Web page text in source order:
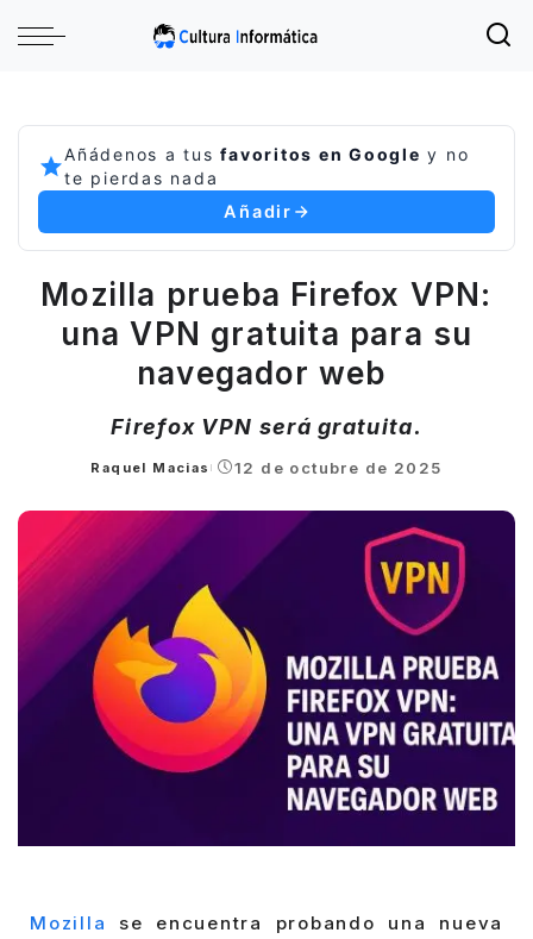
Añádenos a tusfavoritos en Google y no
te pierdas nada
Añadir
Mozilla prueba Firefox VPN:
una VPN gratuita para su
navegador web
Firefox VPN será gratuita.
Posted
Raquel Macias 12 de octubre de 2025
Mozilla
se encuentra probando una nueva